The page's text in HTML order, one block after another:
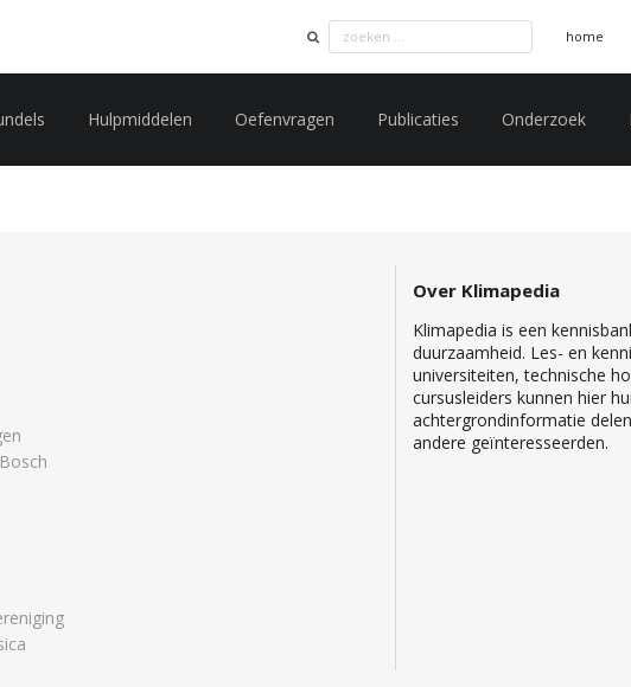
home
Hulpmiddelen Oefenvragen Publicaties Onderzoek
Over Klimapedia
Klimapedia is een
duurzaamheid. Les- en
universiteiten, technische
cursusleiders kunnen hier
achtergrondinformatie
andere geïnteresseerden.